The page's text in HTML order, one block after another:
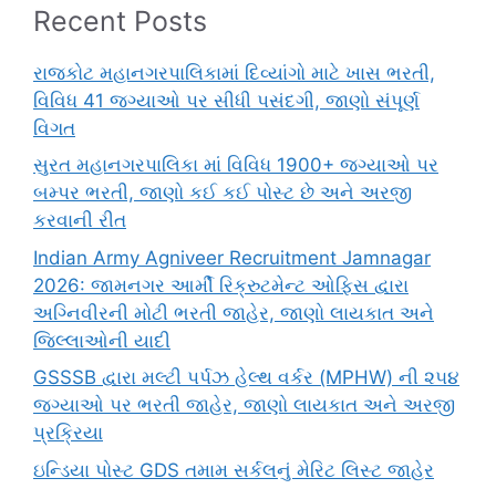
Recent Posts
રાજકોટ મહાનગરપાલિકામાં દિવ્યાંગો માટે ખાસ ભરતી,
વિવિધ 41 જગ્યાઓ પર સીધી પસંદગી, જાણો સંપૂર્ણ
વિગત
સુરત મહાનગરપાલિકા માં વિવિધ 1900+ જગ્યાઓ પર
બમ્પર ભરતી, જાણો કઈ કઈ પોસ્ટ છે અને અરજી
કરવાની રીત
Indian Army Agniveer Recruitment Jamnagar
2026: જામનગર આર્મી રિક્રુટમેન્ટ ઓફિસ દ્વારા
અગ્નિવીરની મોટી ભરતી જાહેર, જાણો લાયકાત અને
જિલ્લાઓની યાદી
GSSSB દ્વારા મલ્ટી પર્પઝ હેલ્થ વર્કર (MPHW) ની ૨૫૪
જગ્યાઓ પર ભરતી જાહેર, જાણો લાયકાત અને અરજી
પ્રક્રિયા
ઇન્ડિયા પોસ્ટ GDS તમામ સર્કલનું મેરિટ લિસ્ટ જાહેર